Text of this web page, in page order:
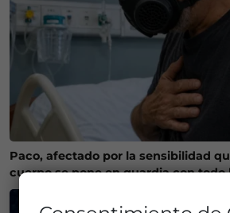
Paco, afectado por la sensibilidad
cuerpo se pone en guardia con todo